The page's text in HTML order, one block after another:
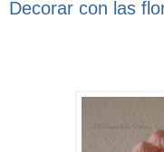
Decorar con las